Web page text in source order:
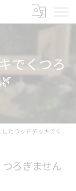
でくつろ
ウッドデッキでくつろぎませんか？🌿
ろぎません